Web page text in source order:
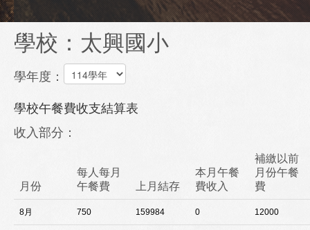
學校：太興國小
學年度：
學校午餐費收支結算表
收入部分：
月份
每人每月
午餐費
上月結存
本月午餐
費收入
補繳以前
月份午餐
費
8月 750 159984 0 12000